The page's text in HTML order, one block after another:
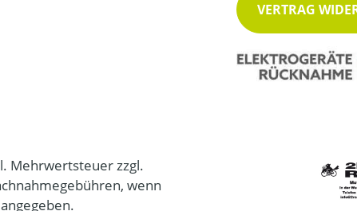
VERTRAG
Mehrwertsteuer zzgl.
wenn